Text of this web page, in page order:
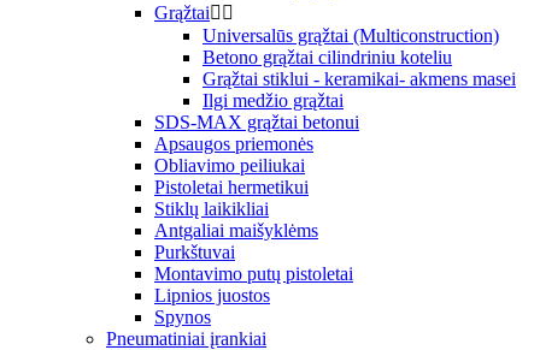
Grąžtai 
Universalūs grąžtai (Multiconstruction)
Betono grąžtai cilindriniu koteliu
Grąžtai stiklui - keramikai- akmens masei
Ilgi medžio grąžtai
SDS-MAX grąžtai betonui
Apsaugos priemonės
Obliavimo peiliukai
Pistoletai hermetikui
Stiklų laikikliai
Antgaliai maišyklėms
Purkštuvai
Montavimo putų pistoletai
Lipnios juostos
Spynos
Pneumatiniai įrankiai